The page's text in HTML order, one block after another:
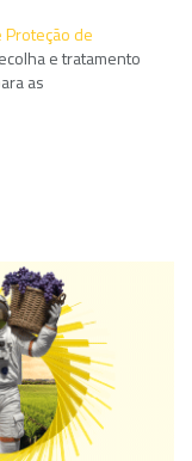
Proteção de
e tratamento
as